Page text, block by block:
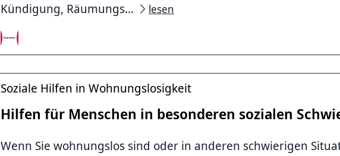
Kündigung, Räumungs...
lesen
Soziale Hilfen in Wohnungslosigkeit
Hilfen für Menschen in besonderen sozialen
Wenn Sie wohnungslos sind oder in anderen schwierigen